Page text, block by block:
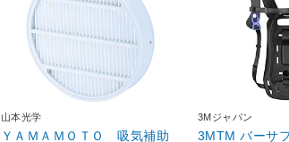
山本光学
ＹＡＭＡＭＯＴＯ 吸気補助
3Mジャパン
3MTM バーサ